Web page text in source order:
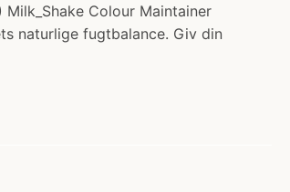
Colour Maintainer
naturlige fugtbalance. Giv din